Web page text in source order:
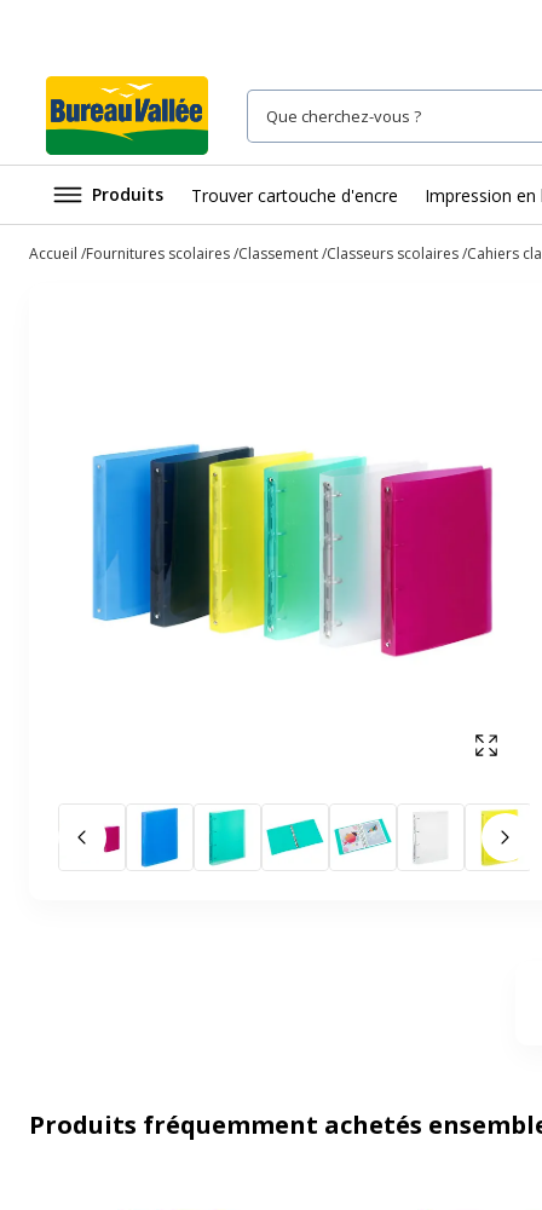
Produits Trouver cartouche d'encre Impression en
Accueil Fournitures scolaires Classement Classeurs scolaires Cahiers
Slide précédent
Produits fréquemment achetés